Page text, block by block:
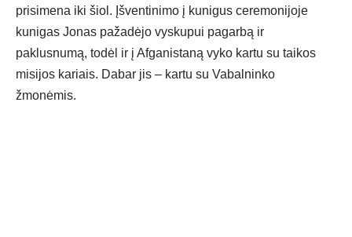
prisimena iki šiol. Įšventinimo į kunigus ceremonijoje
kunigas Jonas pažadėjo vyskupui pagarbą ir
paklusnumą, todėl ir į Afganistaną vyko kartu su taikos
misijos kariais. Dabar jis – kartu su Vabalninko
žmonėmis.